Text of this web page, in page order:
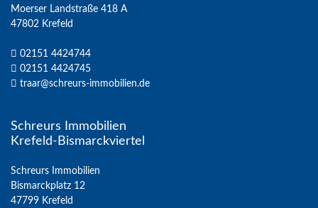
Moerser Landstraße 418 A
47802 Krefeld
02151 4424744
02151 4424745
traar@schreurs-immobilien.de
Schreurs Immobilien
Krefeld-Bismarckviertel
Schreurs Immobilien
Bismarckplatz 12
47799 Krefeld